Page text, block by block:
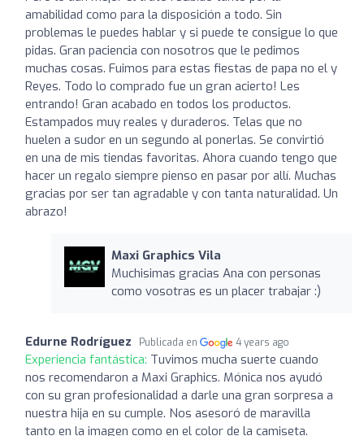
amabilidad como para la disposición a todo. Sin
problemas le puedes hablar y si puede te consigue lo que
pidas. Gran paciencia con nosotros que le pedimos
muchas cosas. Fuimos para estas fiestas de papa no el y
Reyes. Todo lo comprado fue un gran acierto! Les
entrando! Gran acabado en todos los productos.
Estampados muy reales y duraderos. Telas que no
huelen a sudor en un segundo al ponerlas. Se convirtió
en una de mis tiendas favoritas. Ahora cuando tengo que
hacer un regalo siempre pienso en pasar por allí. Muchas
gracias por ser tan agradable y con tanta naturalidad. Un
abrazo!
Maxi Graphics Vila
Muchisimas gracias Ana con personas
como vosotras es un placer trabajar :)
Edurne Rodríguez Publicada en 4 years ago
Experiencia fantástica: Tuvimos mucha suerte cuando
nos recomendaron a Maxi Graphics. Mónica nos ayudó
con su gran profesionalidad a darle una gran sorpresa a
nuestra hija en su cumple. Nos asesoró de maravilla
tanto en la imagen como en el color de la camiseta.